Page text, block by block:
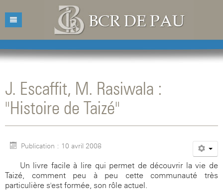
Accueil
Présentation
Horaires d'ouvertures
Mentions légales
Catalogue
Catalogue des livres
Acquisitions
Conférences
Agenda
J. Escaffit, M. Rasiwala :
"Histoire de Taizé"
Publication : 10 avril 2008
Un livre facile à lire qui permet de découvrir la vie de
Taizé, comment peu à peu cette communauté très
particulière s'est formée, son rôle actuel.